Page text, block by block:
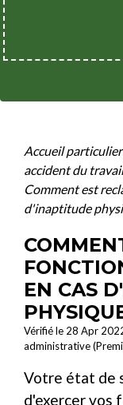
Accueil
accident du
Comment est
d'inaptitude
EN CAS
Vérifié le 28 Apr
administrative
Votre état de
d'exercer vos